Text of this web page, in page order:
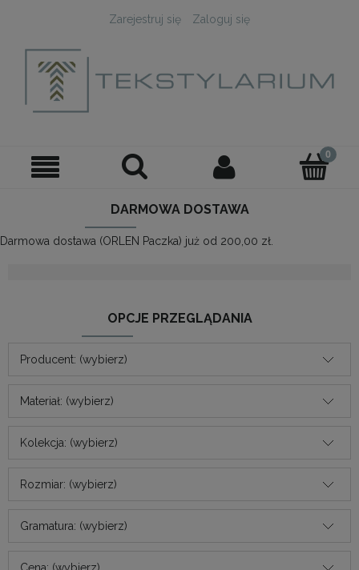
Zarejestruj się Zaloguj się
DARMOWA DOSTAWA
Darmowa dostawa (ORLEN Paczka) już od 200,00 zł.
OPCJE PRZEGLĄDANIA
Producent: (wybierz)
Materiał: (wybierz)
Kolekcja: (wybierz)
Rozmiar: (wybierz)
Gramatura: (wybierz)